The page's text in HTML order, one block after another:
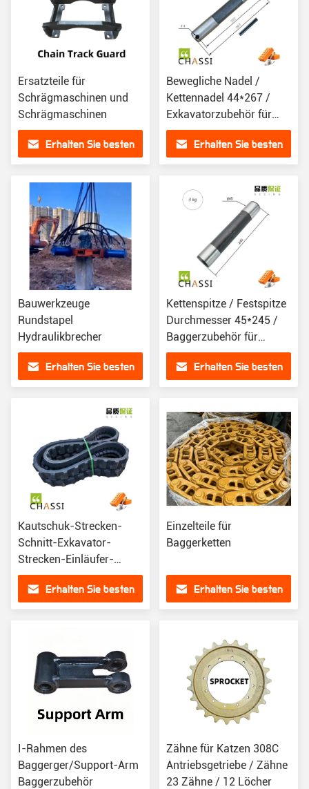
Ersatzteile für
Schrägmaschinen und
Schrägmaschinen
Erhalten Sie besten
Bewegliche Nadel /
Kettennadel 44*267 /
Exkavatorzubehör für
Komatsu PC270-7
Erhalten Sie besten
Bauwerkzeuge
Rundstapel
Hydraulikbrecher
Erhalten Sie besten
Kettenspitze / Festspitze
Durchmesser 45*245 /
Baggerzubehör für
Komatsu PC270-7
Erhalten Sie besten
Kautschuk-Strecken-
Schnitt-Exkavator-
Strecken-Einläufer-
Strecken-Schuh
Erhalten Sie besten
Einzelteile für
Baggerketten
Erhalten Sie besten
I-Rahmen des
Baggerger/Support-Arm
Baggerzubehör
Zähne für Katzen 308C
Antriebsgetriebe / Zähne
23 Zähne / 12 Löcher